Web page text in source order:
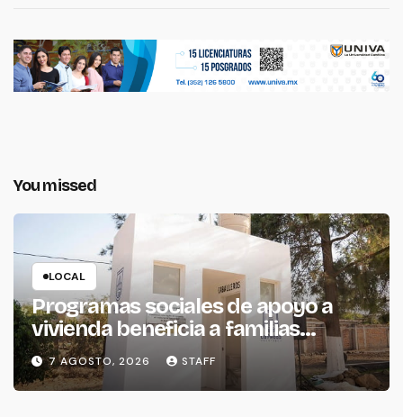
You missed
LOCAL
Programas sociales de apoyo a
vivienda beneficia a familias
piedadenses
7 AGOSTO, 2026 STAFF